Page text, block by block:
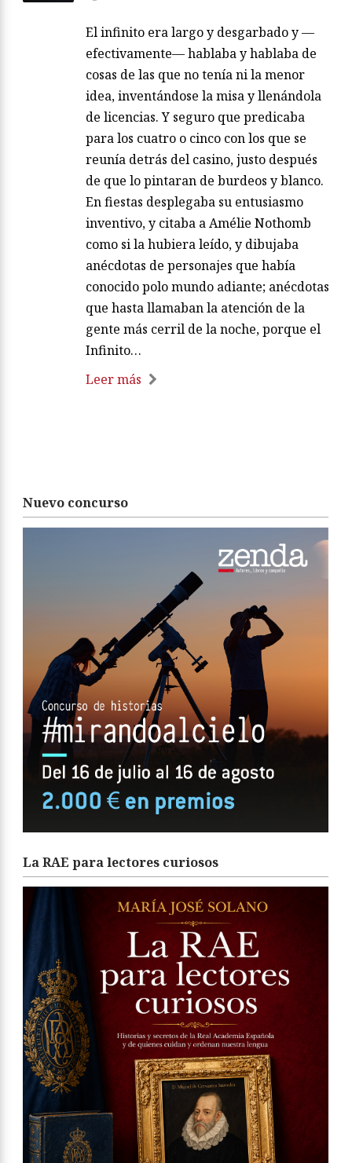
El infinito era largo y desgarbado y —
efectivamente— hablaba y hablaba de
cosas de las que no tenía ni la menor
idea, inventándose la misa y llenándola
de licencias. Y seguro que predicaba
para los cuatro o cinco con los que se
reunía detrás del casino, justo después
de que lo pintaran de burdeos y blanco.
En fiestas desplegaba su entusiasmo
inventivo, y citaba a Amélie Nothomb
como si la hubiera leído, y dibujaba
anécdotas de personajes que había
conocido polo mundo adiante; anécdotas
que hasta llamaban la atención de la
gente más cerril de la noche, porque el
Infinito…
Leer más
Nuevo concurso
La RAE para lectores curiosos